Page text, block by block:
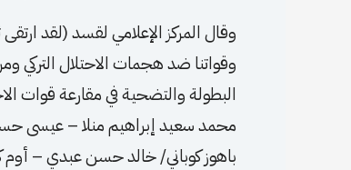
وقال المركز الإعلامي لقسد (لقد
وقواتنا ضد هجمات الاحتلال التركي
البطولة والتضحية في مقارعة قوات
محمد سعيد إبراهيم منلا – عيسى
باهوز كوباني/ خالد حسن عبدي –